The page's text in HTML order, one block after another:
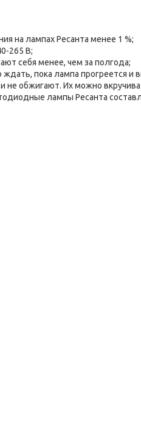
на лампах Ресанта менее 1 %;
265 В;
себя менее, чем за полгода;
пока лампа прогреется и
не обжигают. Их можно
лампы Ресанта